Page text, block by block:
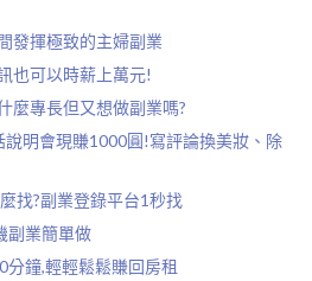
發揮極致的主婦副業
也可以時薪上萬元!
麼專長但又想做副業嗎?
明會現賺1000圓!寫評論換美妝、除
找?副業登錄平台1秒找
副業簡單做
鐘,輕輕鬆鬆賺回房租